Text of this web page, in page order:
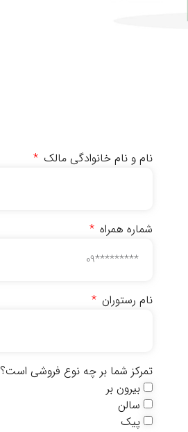
نام و نام خانوادگی مالک
شماره همراه
نام رستوران
تمرکز شما بر چه نوع فروشی است؟
بیرون بر
سالن
پیک